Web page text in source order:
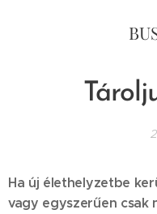
Ha új élethelyzetbe
vagy egyszerűen csak